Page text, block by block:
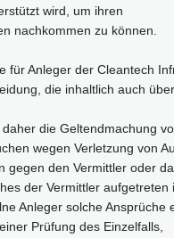
wird, um ihren
nachkommen zu können.
für Anleger der Cleantech
die inhaltlich auch
die Geltendmachung
wegen Verletzung von
gegen den Vermittler oder
der Vermittler aufgetreten
Anleger solche Ansprüche
Prüfung des Einzelfalls,